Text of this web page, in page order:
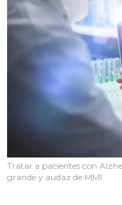
Tratar a pacientes con
grande y audaz de MMI